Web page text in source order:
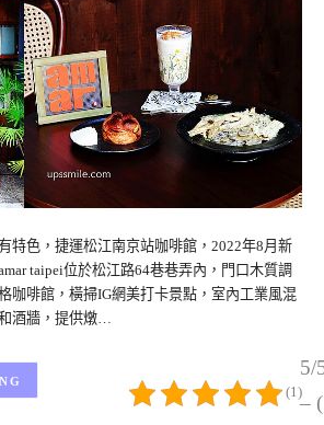
特色，捷運松江南京站咖啡館，2022年8月新
taipei位於松江路64巷巷弄內，門口木質調
咖啡館，橫掃IG網美打卡景點，室內工業風混
酒牆，提供燉…
5/
–
(1)